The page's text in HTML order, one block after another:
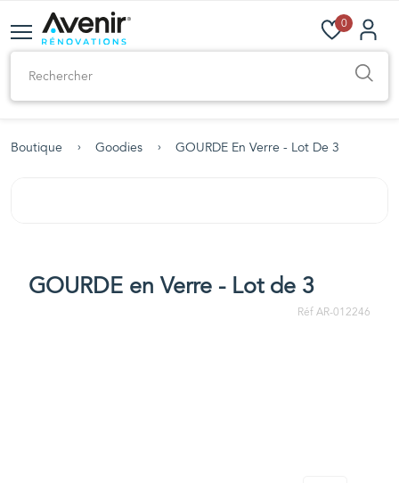
0
Boutique Goodies GOURDE En Verre - Lot De 3
GOURDE en Verre - Lot de 3
Réf AR-012246